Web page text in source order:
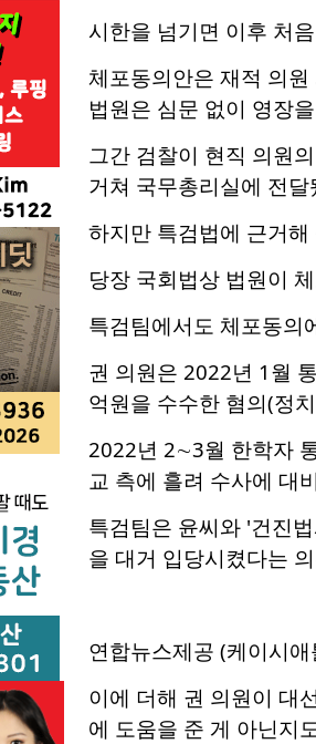
시한을 넘기면 이후 처
체포동의안은 재적 의
법원은 심문 없이 영장
그간 검찰이 현직 의원
거쳐 국무총리실에 전
하지만 특검법에 근거
당장 국회법상 법원이
특검팀에서도 체포동의
권 의원은 2022년 1월
억원을 수수한 혐의(정
2022년 2∼3월 한학자
교 측에 흘려 수사에 대
특검팀은 윤씨와 '건진
을 대거 입당시켰다는
연합뉴스제공 (케이시
이에 더해 권 의원이 대
에 도움을 준 게 아닌지